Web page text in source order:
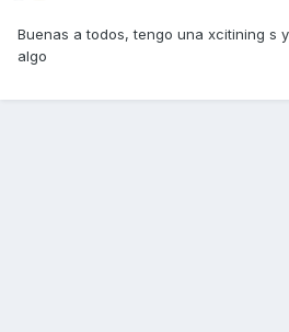
Buenas a todos, tengo una xcitining s
algo